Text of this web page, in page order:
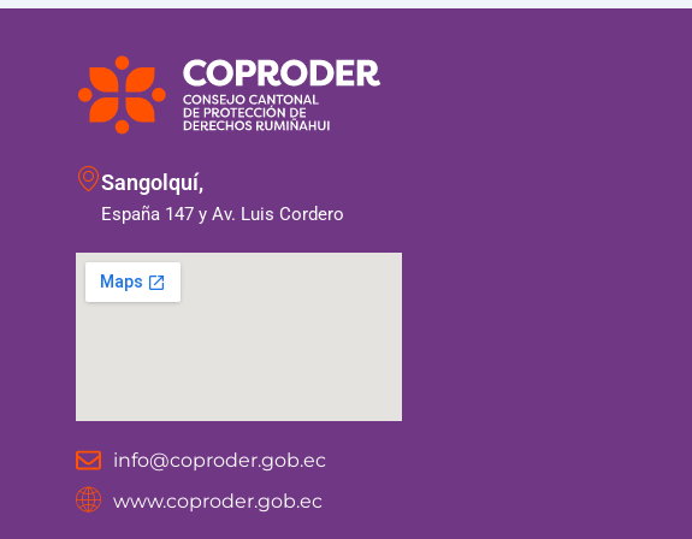
Sangolquí,
España 147 y Av. Luis Cordero
info@coproder.gob.ec
www.coproder.gob.ec